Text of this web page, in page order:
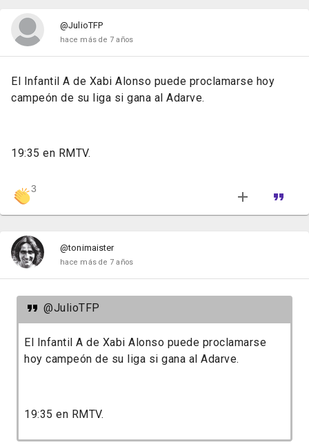
@JulioTFP
hace más de 7 años
El Infantil A de Xabi Alonso puede proclamarse hoy
campeón de su liga si gana al Adarve.
19:35 en RMTV.
3
@tonimaister
hace más de 7 años
@JulioTFP
El Infantil A de Xabi Alonso puede proclamarse
hoy campeón de su liga si gana al Adarve.
19:35 en RMTV.